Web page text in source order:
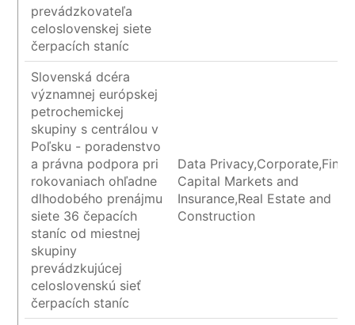
prevádzkovateľa
celoslovenskej siete
čerpacích staníc
Slovenská dcéra
významnej európskej
petrochemickej
skupiny s centrálou v
Poľsku - poradenstvo
a právna podpora pri
rokovaniach ohľadne
dlhodobého prenájmu
siete 36 čepacích
staníc od miestnej
skupiny
prevádzkujúcej
celoslovenskú sieť
čerpacích staníc
Data
Capital Markets and
Insurance,Real Estate and
Construction